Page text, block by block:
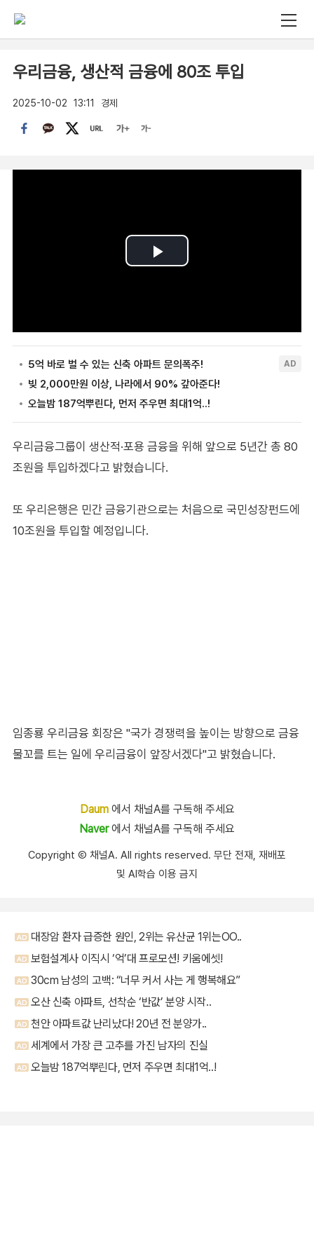
우리금융, 생산적 금융에 80조 투입
2025-10-02 13:11 경제
우리금융그룹이 생산적·포용 금융을 위해 앞으로 5년간 총 80
조원을 투입하겠다고 밝혔습니다.
또 우리은행은 민간 금융기관으로는 처음으로 국민성장펀드에
10조원을 투입할 예정입니다.
임종룡 우리금융 회장은 "국가 경쟁력을 높이는 방향으로 금융
물꼬를 트는 일에 우리금융이 앞장서겠다"고 밝혔습니다.
Daum에서 채널A를 구독해 주세요
Naver에서 채널A를 구독해 주세요
Copyright Ⓒ 채널A. All rights reserved. 무단 전재, 재배포
및 AI학습 이용 금지